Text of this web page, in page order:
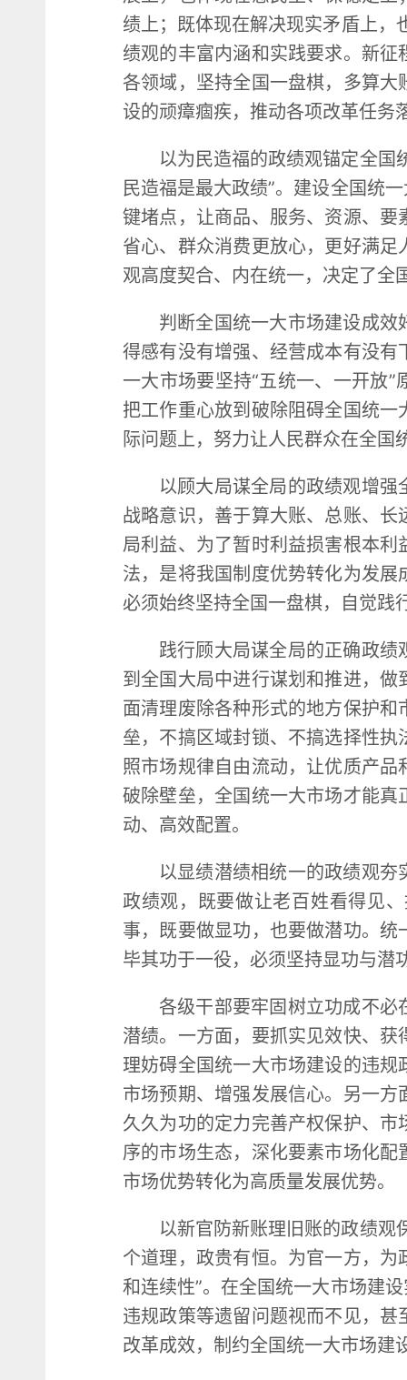
绩上；既体现在解决现实矛盾上，
绩观的丰富内涵和实践要求。新
各领域，坚持全国一盘棋，多算
设的顽瘴痼疾，推动各项改革任务
以为民造福的政绩观锚定全国
民造福是最大政绩”。建设全国统
键堵点，让商品、服务、资源、
省心、群众消费更放心，更好满
观高度契合、内在统一，决定了全
判断全国统一大市场建设成
得感有没有增强、经营成本有没
一大市场要坚持“五统一、一开放
把工作重心放到破除阻碍全国统
际问题上，努力让人民群众在全
以顾大局谋全局的政绩观增
战略意识，善于算大账、总账、
局利益、为了暂时利益损害根本
法，是将我国制度优势转化为发
必须始终坚持全国一盘棋，自觉践
践行顾大局谋全局的正确政
到全国大局中进行谋划和推进，
面清理废除各种形式的地方保护
垒，不搞区域封锁、不搞选择性
照市场规律自由流动，让优质产
破除壁垒，全国统一大市场才能
动、高效配置。
以显绩潜绩相统一的政绩观
政绩观，既要做让老百姓看得见
事，既要做显功，也要做潜功。
毕其功于一役，必须坚持显功与潜
各级干部要牢固树立功成不
潜绩。一方面，要抓实见效快、
理妨碍全国统一大市场建设的违
市场预期、增强发展信心。另一
久久为功的定力完善产权保护、
序的市场生态，深化要素市场化
市场优势转化为高质量发展优势。
以新官防新账理旧账的政绩观
个道理，政贵有恒。为官一方，
和连续性”。在全国统一大市场建
违规政策等遗留问题视而不见，
改革成效，制约全国统一大市场建